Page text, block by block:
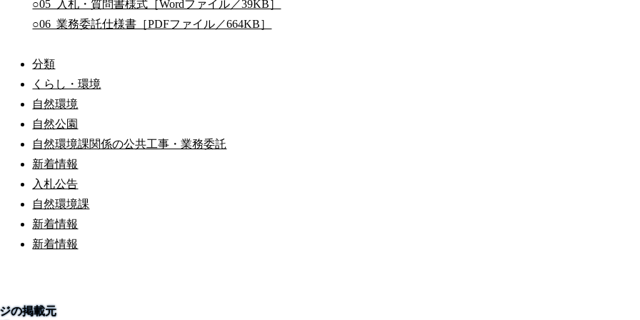
○05_入札・質問書様式［Wordファイル／39KB］
○06_業務委託仕様書［PDFファイル／664KB］
分類
くらし・環境
自然環境
自然公園
自然環境課関係の公共工事・業務委託
新着情報
入札公告
自然環境課
新着情報
新着情報
の掲載元